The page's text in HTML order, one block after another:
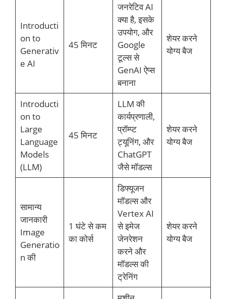
Introducti
on to
Generativ
e AI
45 मिनट
जनरेटिव AI
क्या है, इसके
उपयोग, और
Google
टूल्स से
GenAI ऐप्स
बनाना
शेयर करने
योग्य बैज
Introducti
on to
Large
Language
Models
(LLM)
45 मिनट
LLM की
कार्यप्रणाली,
प्रॉम्प्ट
ट्यूनिंग, और
ChatGPT
जैसे मॉडल्स
शेयर करने
योग्य बैज
सामान्य
जानकारी
Image
Generatio
n की
1 घंटे से कम
का कोर्स
डिफ्यूजन
मॉडल्स और
Vertex AI
से इमेज
जेनरेशन
करने और
मॉडल्स की
ट्रेनिंग
शेयर करने
योग्य बैज